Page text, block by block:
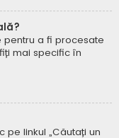
pentru a fi procesate
mai specific în
pe linkul „Căutați un